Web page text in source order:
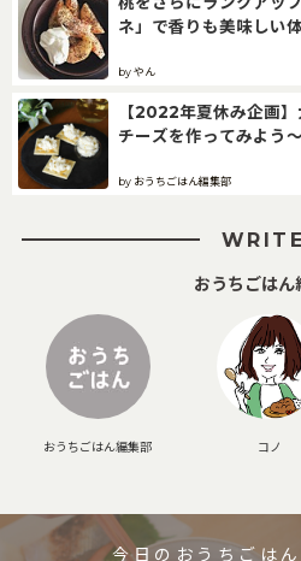
ネ」で香りも美味しい
by やん
【2022年夏休み企画
チーズを作ってみよう～
by おうちごはん編集部
おうちごはん
おうちごはん編集部 コノ
今日のおうちごは